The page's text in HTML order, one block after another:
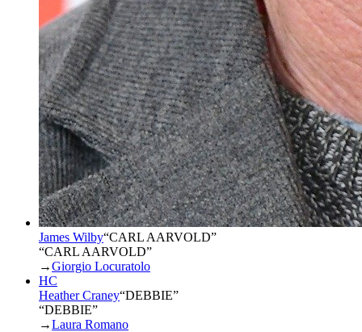
James Wilby“CARL AARVOLD”
“CARL AARVOLD”
→Giorgio Locuratolo
HC
Heather Craney“DEBBIE”
“DEBBIE”
→Laura Romano